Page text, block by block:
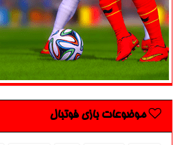
موضوعات بازی فوتبال